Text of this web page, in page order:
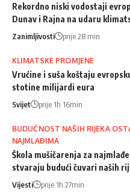
Rekordno niski vodostaji
Dunav i Rajna na udaru
Zanimljivosti prije 28 min
KLIMATSKE PROMJENE
Vrućine i suša koštaju
stotine milijardi eura
Svijet prije 1h 16min
BUDUĆNOST NAŠIH RIJEKA
NAJMLAĐIMA
Škola mušičarenja za
stvaraju budući čuvari naših
Vijesti prije 1h 27min